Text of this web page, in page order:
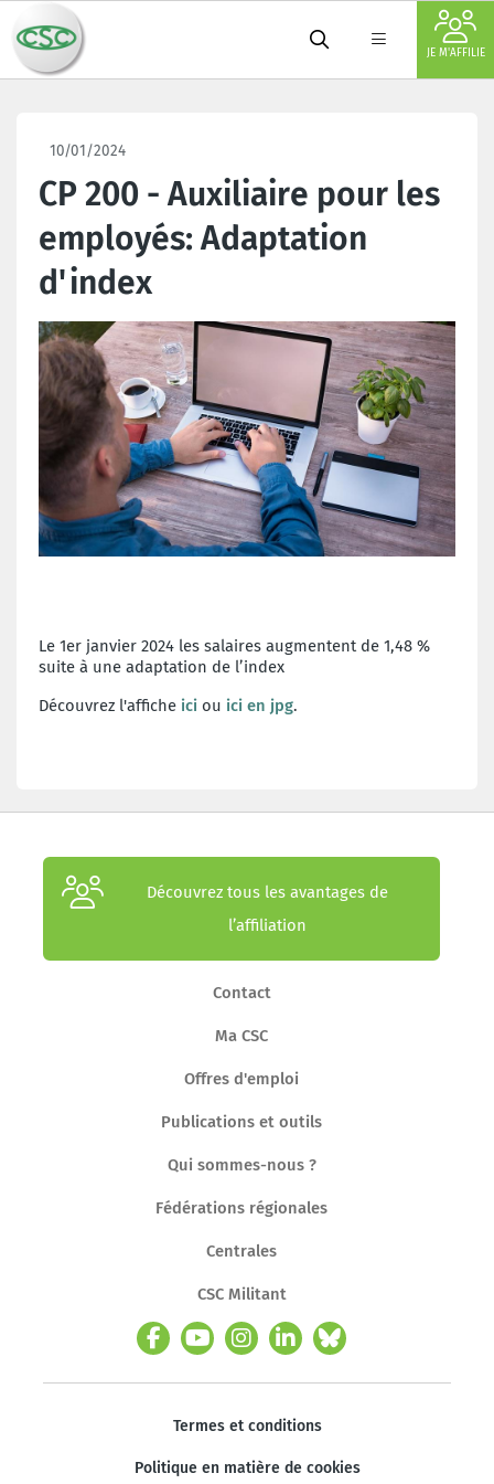
JE M'AFFILIE
10/01/2024
CP 200 - Auxiliaire pour les
employés: Adaptation
d'index
Le 1er janvier 2024 les salaires augmentent de 1,48 %
suite à une adaptation de l’index
Découvrez l'affiche ici ou ici en jpg.
Découvrez tous les avantages de
l’affiliation
Contact
Ma CSC
Offres d'emploi
Publications et outils
Qui sommes-nous ?
Fédérations régionales
Centrales
CSC Militant
Termes et conditions
Politique en matière de cookies